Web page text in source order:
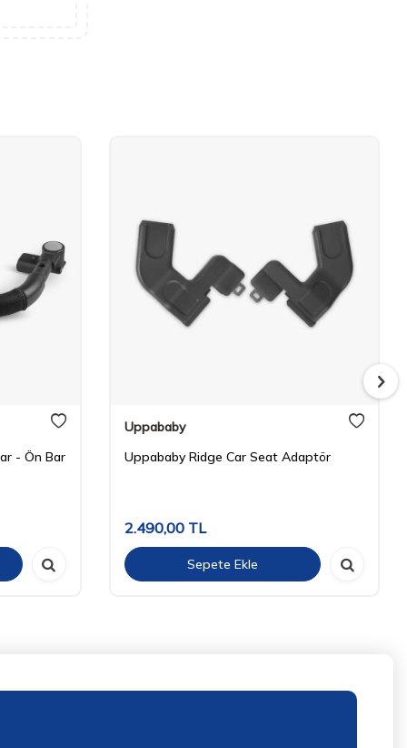
- Ön Bar
Uppababy
Uppababy Ridge Car Seat Adaptör
2.490,00TL
Sepete Ekle